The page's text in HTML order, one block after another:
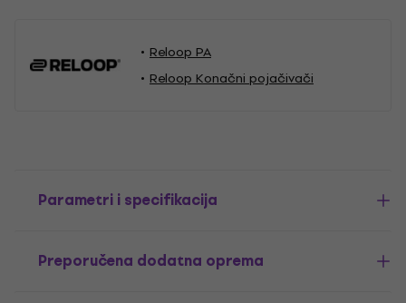
Reloop PA
Reloop Konačni pojačivači
Parametri i specifikacija
Preporučena dodatna oprema